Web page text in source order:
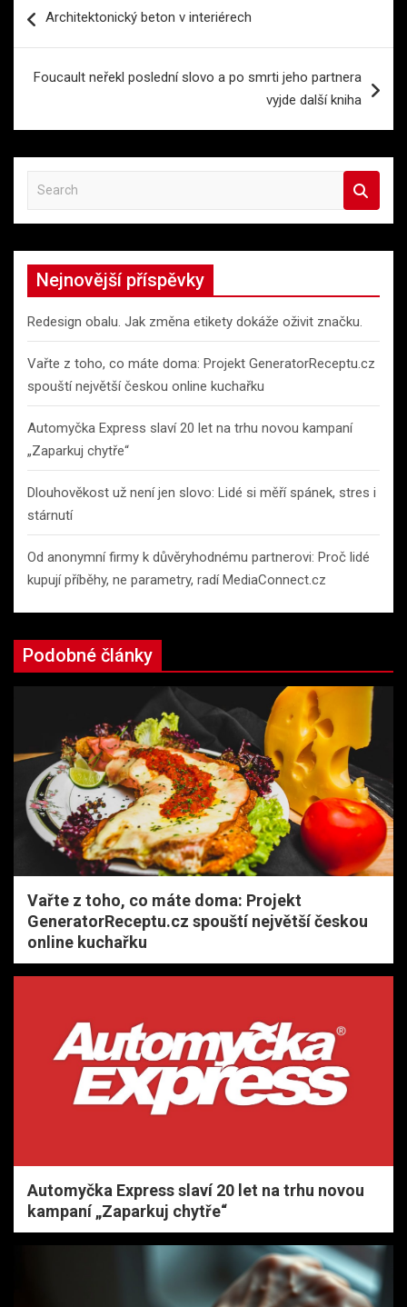
proArchitektonický beton v interiérech
Foucault neřekl poslední slovo a po smrti jeho partnera
vyjde další kniha
a
r
h
Nejnovější příspěvky
Redesign obalu. Jak změna etikety dokáže oživit značku.
Vařte z toho, co máte doma: Projekt GeneratorReceptu.cz
spouští největší českou online kuchařku
Automyčka Express slaví 20 let na trhu novou kampaní
„Zaparkuj chytře“
Dlouhověkost už není jen slovo: Lidé si měří spánek, stres i
stárnutí
Od anonymní firmy k důvěryhodnému partnerovi: Proč lidé
kupují příběhy, ne parametry, radí MediaConnect.cz
Podobné články
Vařte z toho, co máte doma: Projekt
GeneratorReceptu.cz spouští největší českou
online kuchařku
Automyčka Express slaví 20 let na trhu novou
kampaní „Zaparkuj chytře“